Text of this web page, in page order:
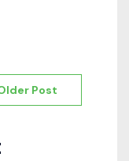
Post